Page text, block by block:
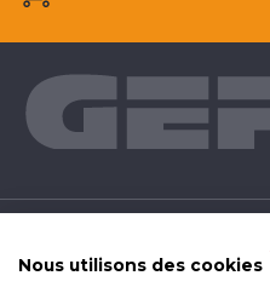
Nous utilisons des cookies